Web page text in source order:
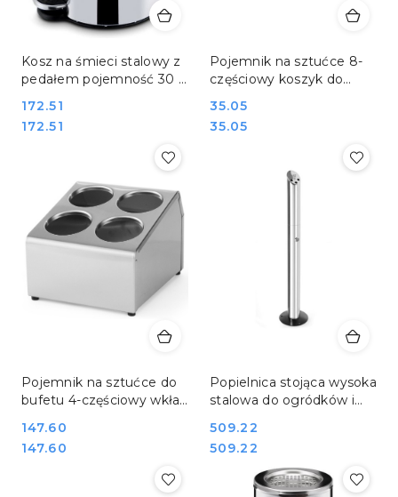
Kosz na śmieci stalowy z
pedałem pojemność 30 l
Cena:
172.51
Cena:
172.51
Pojemnik na sztućce 8-
częściowy koszyk do
871102
Cena:
35.05
Cena:
35.05
Pojemnik na sztućce do
bufetu 4-częściowy wkład
Cena:
147.60
Cena:
147.60
Popielnica stojąca wysoka
stalowa do ogródków i
440223
Cena:
509.22
Cena:
509.22